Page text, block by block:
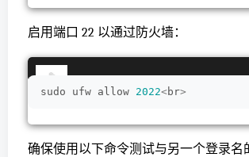
启用端口 22 以通过防火墙：
sudo ufw allow 2022<br>
确保使用以下命令测试与另一个登录名